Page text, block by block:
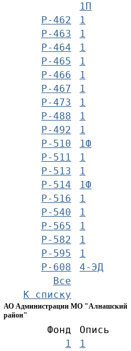
1П
Р-462
1
Р-463
1
Р-464
1
Р-465
1
Р-466
1
Р-467
1
Р-473
1
Р-488
1
Р-492
1
Р-510
1Ф
Р-511
1
Р-513
1
Р-514
1Ф
Р-516
1
Р-540
1
Р-565
1
Р-582
1
Р-595
1
Р-608
4-ЭД
Все
К списку
АО Администрации МО "Алнашский
район"
Фонд
Опись
1
1